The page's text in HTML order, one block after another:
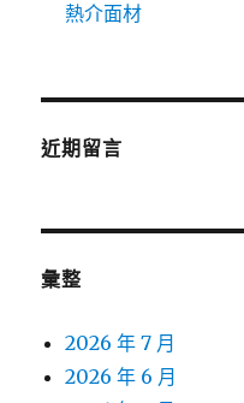
熱介面材
近期留言
彙整
2026 年 7 月
2026 年 6 月